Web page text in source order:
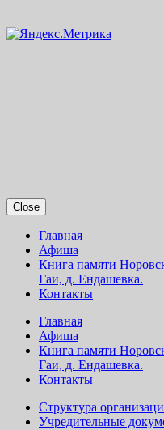
Close
Главная
Афиша
Книга памяти
Гаи, д. Ендашевка.
Контакты
Главная
Афиша
Книга памяти
Гаи, д. Ендашевка.
Контакты
Структура
Учредительные